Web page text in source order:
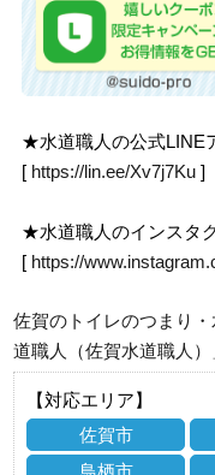
★水道職人の公式LINE
[ https://lin.ee/Xv7j7Ku ]
★水道職人のインスタ
[ https://
佐賀のトイレのつまり
道職人（佐賀水道職人）
【対応エリア】
佐賀市
鳥栖市